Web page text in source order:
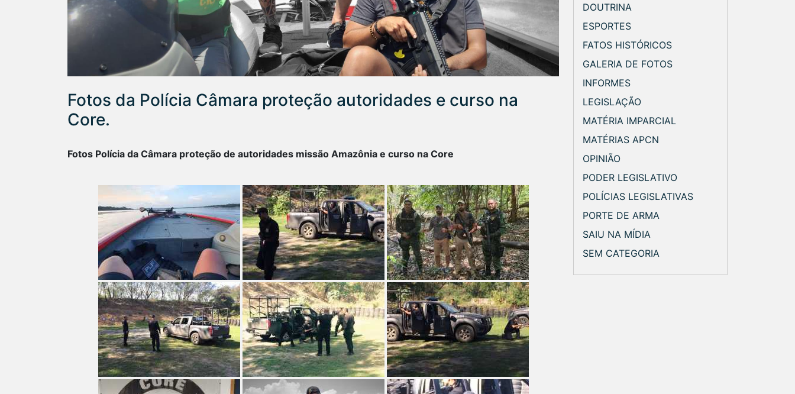
Fotos da Polícia Câmara proteção autoridades e curso na
Core.
Fotos Polícia da Câmara proteção de autoridades missão Amazônia e curso na Core
DOUTRINA
ESPORTES
FATOS HISTÓRICOS
GALERIA DE FOTOS
INFORMES
LEGISLAÇÃO
MATÉRIA IMPARCIAL
MATÉRIAS APCN
OPINIÃO
PODER LEGISLATIVO
POLÍCIAS LEGISLATIVAS
PORTE DE ARMA
SAIU NA MÍDIA
SEM CATEGORIA